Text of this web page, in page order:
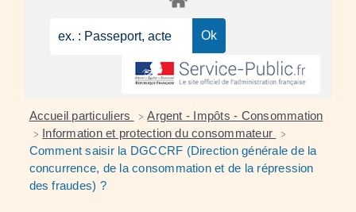
Accueil particuliers > Argent - Impôts - Consommation
> Information et protection du consommateur >
Comment saisir la DGCCRF (Direction générale de la
concurrence, de la consommation et de la répression
des fraudes) ?